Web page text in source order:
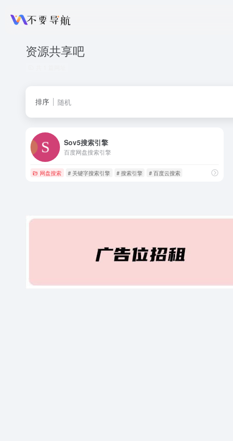
资源共享吧
排序 随机
Sov5搜索引擎
百度网盘搜索引擎
网盘搜索 # 关键字搜索引擎 # 搜索引擎 # 百度云搜索